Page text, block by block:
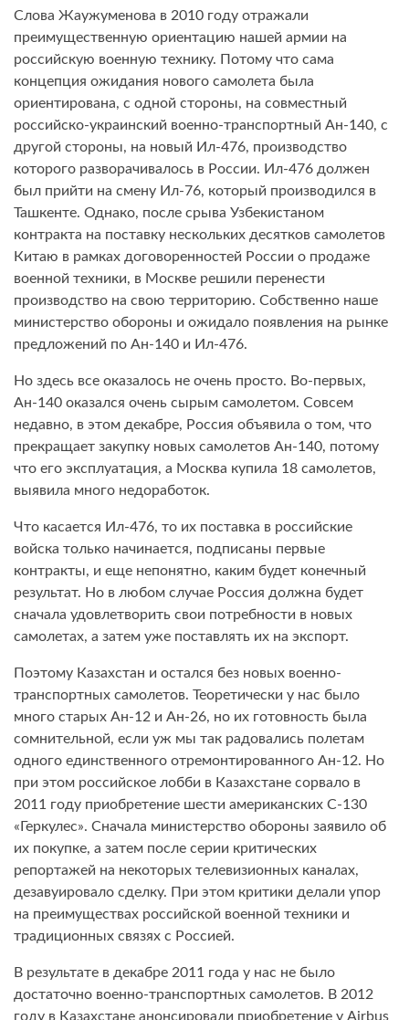
Слова Жаужуменова в 2010 году отражали
преимущественную ориентацию нашей армии на
российскую военную технику. Потому что сама
концепция ожидания нового самолета была
ориентирована, с одной стороны, на совместный
российско-украинский военно-транспортный Ан-140, с
другой стороны, на новый Ил-476, производство
которого разворачивалось в России. Ил-476 должен
был прийти на смену Ил-76, который производился в
Ташкенте. Однако, после срыва Узбекистаном
контракта на поставку нескольких десятков самолетов
Китаю в рамках договоренностей России о продаже
военной техники, в Москве решили перенести
производство на свою территорию. Собственно наше
министерство обороны и ожидало появления на рынке
предложений по Ан-140 и Ил-476.
Но здесь все оказалось не очень просто. Во-первых,
Ан-140 оказался очень сырым самолетом. Совсем
недавно, в этом декабре, Россия объявила о том, что
прекращает закупку новых самолетов Ан-140, потому
что его эксплуатация, а Москва купила 18 самолетов,
выявила много недоработок.
Что касается Ил-476, то их поставка в российские
войска только начинается, подписаны первые
контракты, и еще непонятно, каким будет конечный
результат. Но в любом случае Россия должна будет
сначала удовлетворить свои потребности в новых
самолетах, а затем уже поставлять их на экспорт.
Поэтому Казахстан и остался без новых военно-
транспортных самолетов. Теоретически у нас было
много старых Ан-12 и Ан-26, но их готовность была
сомнительной, если уж мы так радовались полетам
одного единственного отремонтированного Ан-12. Но
при этом российское лобби в Казахстане сорвало в
2011 году приобретение шести американских С-130
«Геркулес». Сначала министерство обороны заявило об
их покупке, а затем после серии критических
репортажей на некоторых телевизионных каналах,
дезавуировало сделку. При этом критики делали упор
на преимуществах российской военной техники и
традиционных связях с Россией.
В результате в декабре 2011 года у нас не было
достаточно военно-транспортных самолетов. В 2012
году в Казахстане анонсировали приобретение у Airbus